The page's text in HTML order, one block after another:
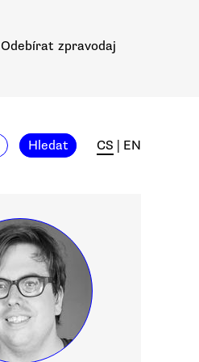
Odebírat zpravodaj
Hledat CS EN